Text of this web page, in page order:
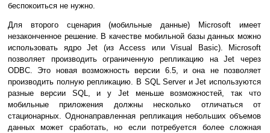
беспокоиться не нужно.
Для второго сценария (мобильные данные) Microsoft имеет
незаконченное решение. В качестве мобильной базы данных можно
использовать ядро Jet (из Access или Visual Basic). Microsoft
позволяет производить ограниченную репликацию на Jet через
ODBC. Это новая возможность версии 6.5, и она не позволяет
производить полную репликацию. В SQL Server и Jet используются
разные версии SQL, и у Jet меньше возможностей, так что
мобильные приложения должны несколько отличаться от
стационарных. Однонаправленная репликация небольших объемов
данных может сработать, но если потребуется более сложная